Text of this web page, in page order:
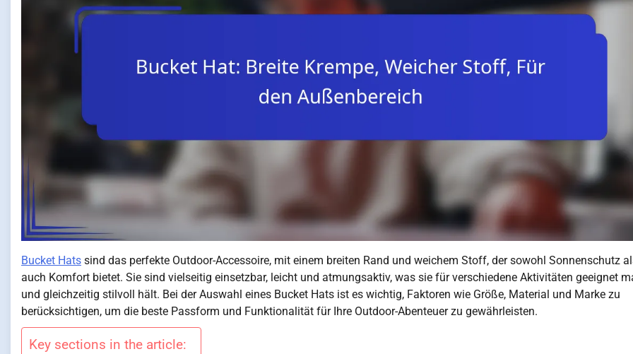
Bucket Hats sind das perfekte Outdoor-Accessoire, mit einem breiten Rand und weichem Stoff, der sowohl Sonnenschutz
auch Komfort bietet. Sie sind vielseitig einsetzbar, leicht und atmungsaktiv, was sie für verschiedene Aktivitäten geeignet
und gleichzeitig stilvoll hält. Bei der Auswahl eines Bucket Hats ist es wichtig, Faktoren wie Größe, Material und Marke zu
berücksichtigen, um die beste Passform und Funktionalität für Ihre Outdoor-Abenteuer zu gewährleisten.
Key sections in the article: